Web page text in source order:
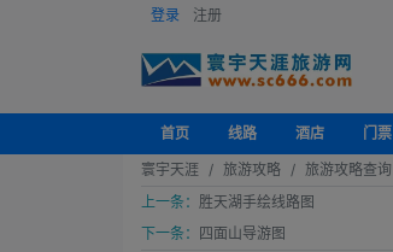
登录 注册
首页 线路 酒店 门票
寰宇天涯
旅游攻略
旅游攻略查询
上一条： 胜天湖手绘线路图
下一条：
四面山导游图